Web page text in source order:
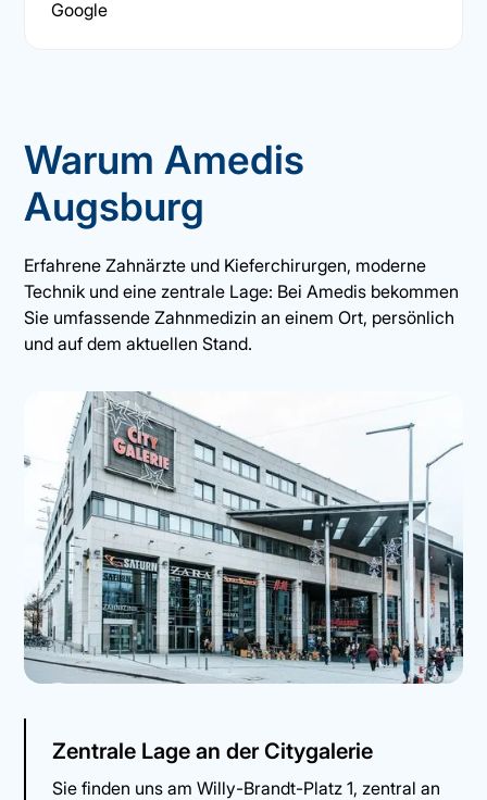
Google
Warum Amedis
Augsburg
Erfahrene Zahnärzte und Kieferchirurgen, moderne
Technik und eine zentrale Lage: Bei Amedis bekommen
Sie umfassende Zahnmedizin an einem Ort, persönlich
und auf dem aktuellen Stand.
Zentrale Lage an der Citygalerie
Sie finden uns am Willy-Brandt-Platz 1, zentral an